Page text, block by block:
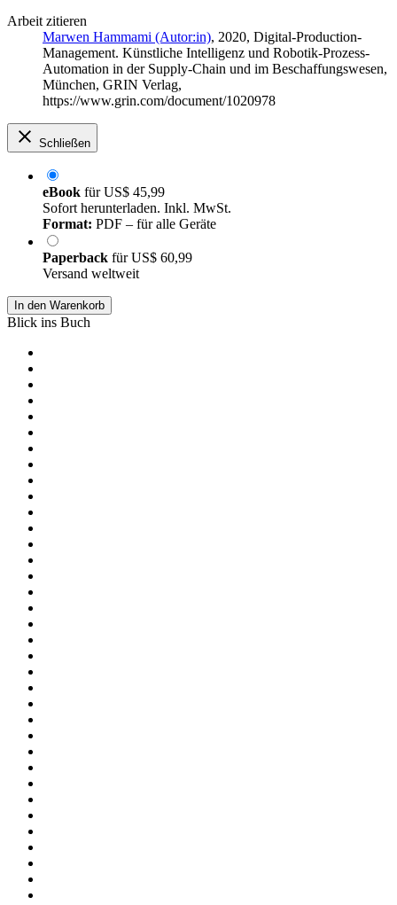
Arbeit zitieren
Marwen Hammami (Autor:in), 2020, Digital-Production-
Management. Künstliche Intelligenz und Robotik-Prozess-
Automation in der Supply-Chain und im Beschaffungswesen,
München, GRIN Verlag,
https://www.grin.com/document/1020978
Schließen
eBook fürUS$ 45,99
Sofort herunterladen. Inkl. MwSt.
Format: PDF – für alle Geräte
Paperback fürUS$ 60,99
Versand weltweit
In den Warenkorb
Blick ins Buch